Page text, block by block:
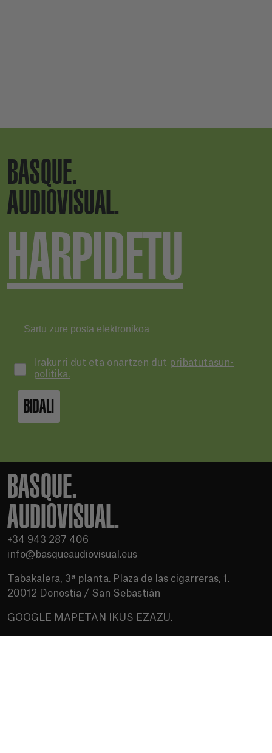
BASQUE.
AUDIOVISUAL.
HARPIDETU
Irakurri dut eta onartzen dut pribatutasun-
politika.
BIDALI
BASQUE.
AUDIOVISUAL.
+34 943 287 406
info@basqueaudiovisual.eus
Tabakalera, 3ª planta. Plaza de las cigarreras, 1.
20012 Donostia / San Sebastián
GOOGLE MAPETAN IKUS EZAZU.